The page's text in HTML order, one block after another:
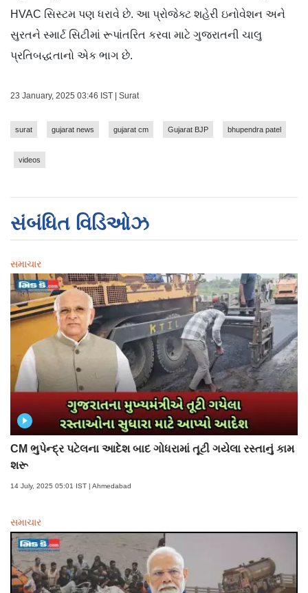
HVAC સિસ્ટમ પણ ધરાવે છે. આ પ્રોજેક્ટ શહેરી ઇનોવેશન અને
સુરતને સ્માર્ટ સિટીમાં રૂપાંતરિત કરવા માટે ગુજરાતની ચાલુ
પ્રતિબદ્ધતાનો એક ભાગ છે.
23 January, 2025 03:46 IST | Surat
surat gujarat news gujarat cm Gujarat BJP bhupendra patel
videos
સંબંધિત વિડિઓઝ
સમાચાર
CM ભુપેન્દ્ર પટેલના આદેશ બાદ ગોધરામાં તૂટી ગયેલા રસ્તાનું કામ
શરૂ
14 July, 2025 05:01 IST | Ahmedabad
સમાચાર